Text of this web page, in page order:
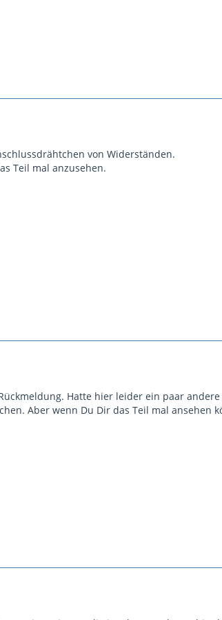
von Widerständen.
Teil mal anzusehen.
Hatte hier leider ein paar
Aber wenn Du Dir das Teil mal ansehen